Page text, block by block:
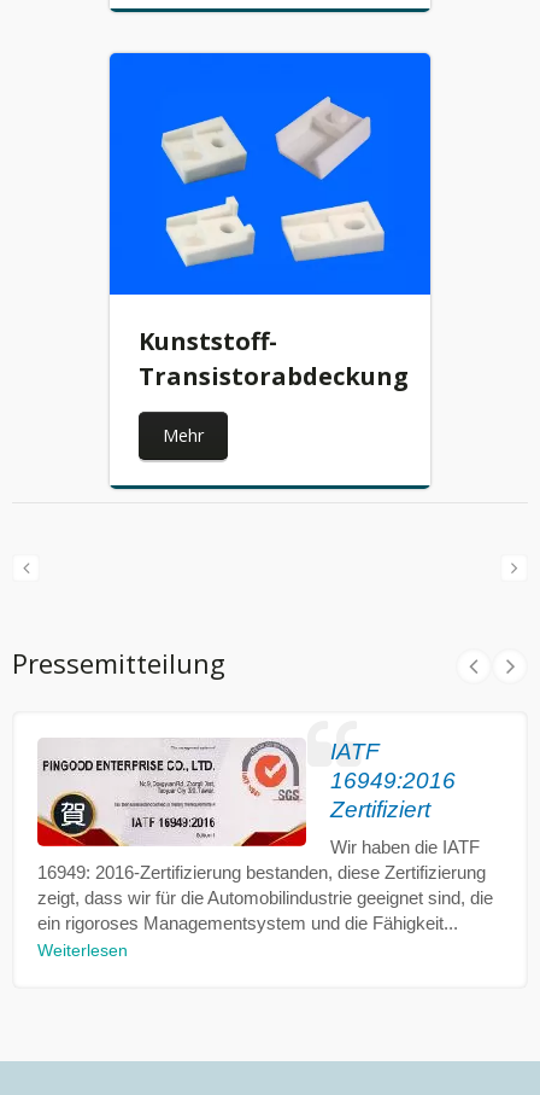
Kunststoff-
Transistorabdeckung
Mehr
Pressemitteilung
IATF
16949:2016
Zertifiziert
Wir haben die IATF
16949: 2016-Zertifizierung bestanden, diese Zertifizierung
zeigt, dass wir für die Automobilindustrie geeignet sind, die
ein rigoroses Managementsystem und die Fähigkeit...
Weiterlesen